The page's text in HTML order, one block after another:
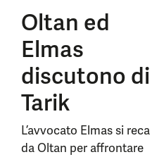
Oltan ed
Elmas
discutono di
Tarik
L’avvocato Elmas si reca
da Oltan per affrontare